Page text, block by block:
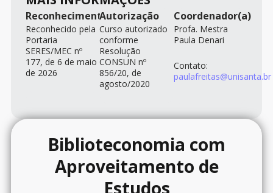
Reconhecimento
Reconhecido pela
Portaria
SERES/MEC nº
177, de 6 de maio
de 2026
Autorização
Curso autorizado
conforme
Resolução
CONSUN nº
856/20, de
agosto/2020
Coordenador(a)
Profa. Mestra
Paula Denari
Contato:
paulafreitas@unisanta.br
Biblioteconomia com
Aproveitamento de
Estudos